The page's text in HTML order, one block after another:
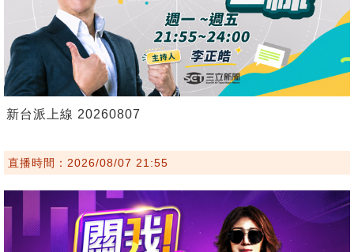
新台派上線 20260807
直播時間：2026/08/07 21:55